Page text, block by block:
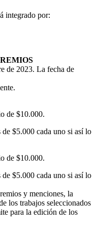
integrado por:
de 2023. La fecha de
de $10.000.
$5.000 cada uno si así lo
de $10.000.
$5.000 cada uno si así lo
y menciones, la
los trabajos seleccionados
para la edición de los